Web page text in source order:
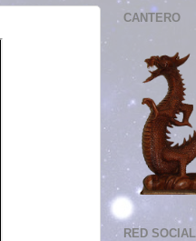
CANTERO
RED SOCIAL